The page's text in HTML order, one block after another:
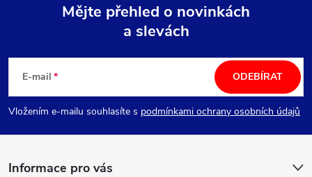
p
a
Mějte přehled o novinkách
a slevách
E-mail
Vložením e-mailu souhlasíte s podmínkami ochrany osobních údajů
ODEBÍRAT
Informace pro vás